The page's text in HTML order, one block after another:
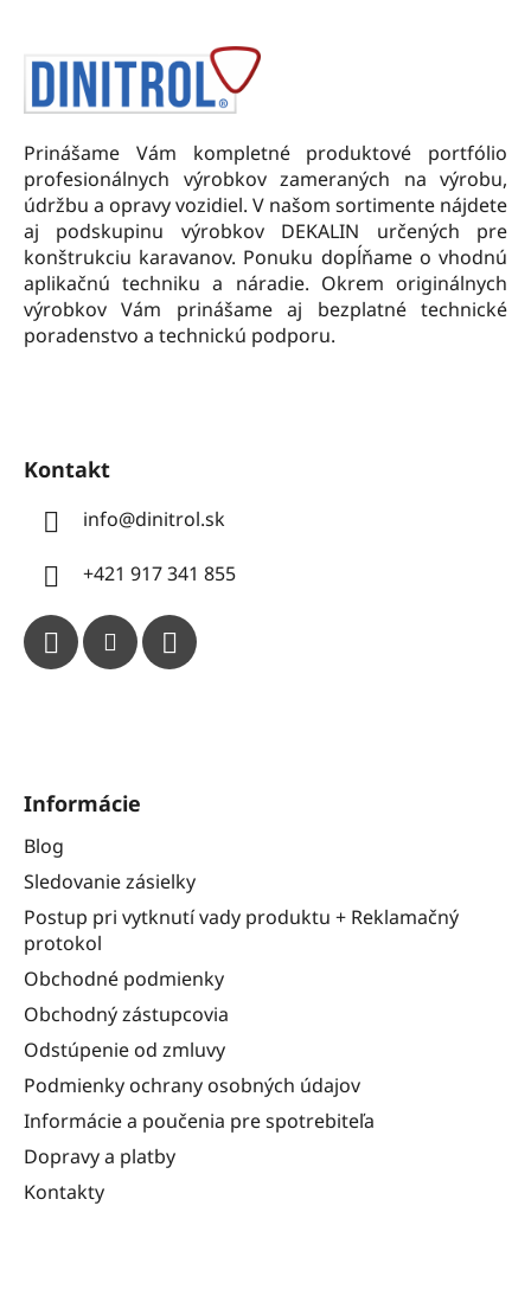
Prinášame Vám kompletné produktové portfólio
profesionálnych výrobkov zameraných na výrobu,
údržbu a opravy vozidiel. V našom sortimente nájdete
aj podskupinu výrobkov DEKALIN určených pre
konštrukciu karavanov. Ponuku dopĺňame o vhodnú
aplikačnú techniku a náradie. Okrem originálnych
výrobkov Vám prinášame aj bezplatné technické
poradenstvo a technickú podporu.
Kontakt
info@dinitrol.sk
+421 917 341 855
Informácie
Blog
Sledovanie zásielky
Postup pri vytknutí vady produktu + Reklamačný
protokol
Obchodné podmienky
Obchodný zástupcovia
Odstúpenie od zmluvy
Podmienky ochrany osobných údajov
Informácie a poučenia pre spotrebiteľa
Dopravy a platby
Kontakty